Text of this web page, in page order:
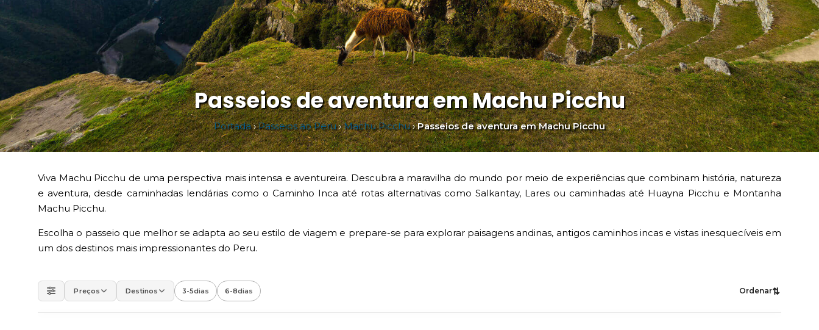
Passeios de aventura em Machu Picchu
Portada›Passeios ao Peru›Machu Picchu›Passeios de aventura em Machu Picchu
Viva Machu Picchu de uma perspectiva mais intensa e aventureira. Descubra a maravilha do mundo por meio de experiências que combinam história, natureza
e aventura, desde caminhadas lendárias como o Caminho Inca até rotas alternativas como Salkantay, Lares ou caminhadas até Huayna Picchu e Montanha
Machu Picchu.
Escolha o passeio que melhor se adapta ao seu estilo de viagem e prepare-se para explorar paisagens andinas, antigos caminhos incas e vistas inesquecíveis em
um dos destinos mais impressionantes do Peru.
Preços Destinos 3-5dias 6-8dias Ordenar⇅